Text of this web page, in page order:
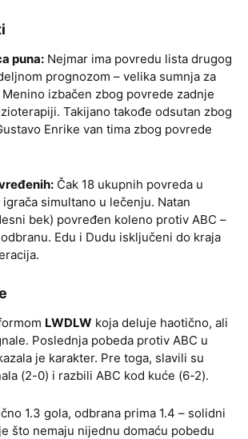
puna: Nejmar ima povredu lista drugog
prognozom – velika sumnja za
izbačen zbog povrede zadnje
Takijano takođe odsutan zbog
Enrike van tima zbog povrede
Čak 18 ukupnih povreda u
simultano u lečenju. Natan
bek) povređen koleno protiv ABC –
Edu i Dudu isključeni do kraja
LWDLW koja deluje haotično, ali
Poslednja pobeda protiv ABC u
je karakter. Pre toga, slavili su
(2-0) i razbili ABC kod kuće (6-2).
1.3 gola, odbrana prima 1.4 – solidni
što nemaju nijednu domaću pobedu